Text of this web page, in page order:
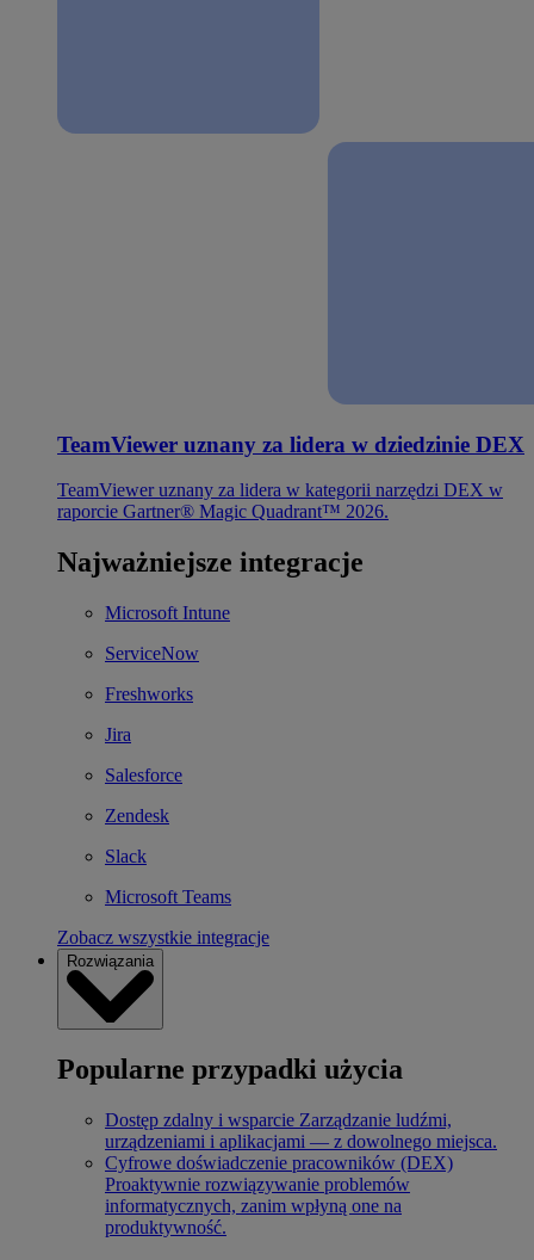
TeamViewer uznany za lidera w dziedzinie DEX
TeamViewer uznany za lidera w kategorii narzędzi DEX w
raporcie Gartner® Magic Quadrant™ 2026.
Najważniejsze integracje
Microsoft Intune
ServiceNow
Freshworks
Jira
Salesforce
Zendesk
Slack
Microsoft Teams
Zobacz wszystkie integracje
Rozwiązania
Popularne przypadki użycia
Dostęp zdalny i wsparcie Zarządzanie ludźmi,
urządzeniami i aplikacjami — z dowolnego miejsca.
Cyfrowe doświadczenie pracowników (DEX)
Proaktywnie rozwiązywanie problemów
informatycznych, zanim wpłyną one na
produktywność.